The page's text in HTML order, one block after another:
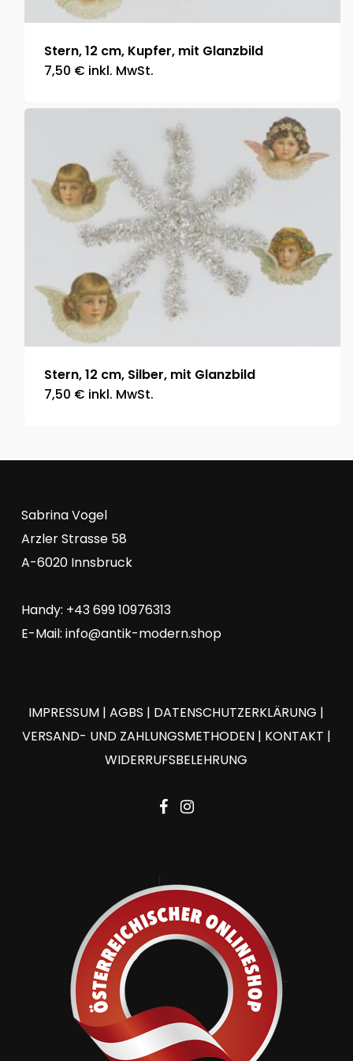
Stern, 12 cm, Kupfer, mit Glanzbild
7,50 € inkl. MwSt.
Stern, 12 cm, Silber, mit Glanzbild
7,50 € inkl. MwSt.
Sabrina Vogel
Arzler Strasse 58
A-6020 Innsbruck
Handy: +43 699 10976313
E-Mail: info@antik-modern.shop
IMPRESSUM |AGBS | DATENSCHUTZERKLÄRUNG |
VERSAND- UND ZAHLUNGSMETHODEN| KONTAKT |
WIDERRUFSBELEHRUNG
facebook
instagram